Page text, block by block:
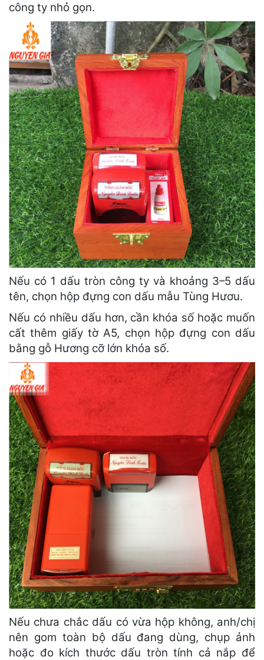
công ty nhỏ gọn.
Nếu có 1 dấu tròn công ty và khoảng 3–5 dấu
tên, chọn hộp đựng con dấu mẫu Tùng Hươu.
Nếu có nhiều dấu hơn, cần khóa số hoặc muốn
cất thêm giấy tờ A5, chọn hộp đựng con dấu
bằng gỗ Hương cỡ lớn khóa số.
Nếu chưa chắc dấu có vừa hộp không, anh/chị
nên gom toàn bộ dấu đang dùng, chụp ảnh
hoặc đo kích thước dấu tròn tính cả nắp để